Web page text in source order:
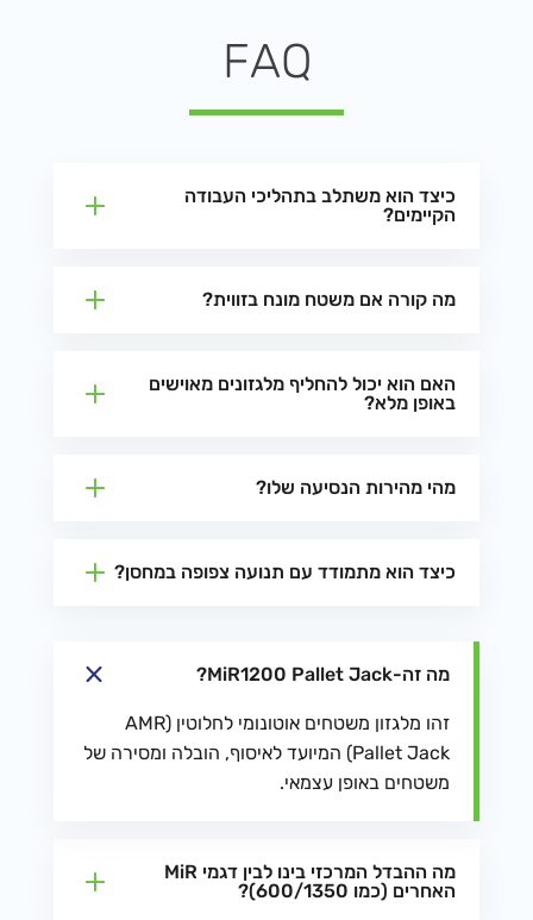
FAQ
כיצד הוא משתלב בתהליכי העבודה
הקיימים?
מה קורה אם משטח מונח בזווית?
האם הוא יכול להחליף מלגזונים מאוישים
באופן מלא?
מהי מהירות הנסיעה שלו?
כיצד הוא מתמודד עם תנועה צפופה במחסן?
מה זה-MiR1200 Pallet Jack?
זהו מלגזון משטחים אוטונומי לחלוטין (AMR
Pallet Jack) המיועד לאיסוף, הובלה ומסירה של
משטחים באופן עצמאי.
מה ההבדל המרכזי בינו לבין דגמי MiR
האחרים (כמו 600/1350)?